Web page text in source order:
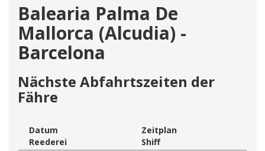
Balearia Palma De
Mallorca (Alcudia) -
Barcelona
Nächste Abfahrtszeiten der
Fähre
Datum
Zeitplan
Reederei
Shiff